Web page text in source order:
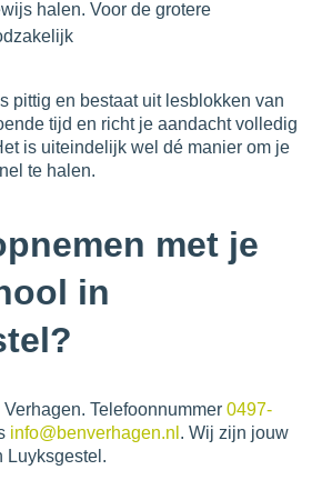
halen. Voor de grotere
pittig en bestaat uit lesblokken van
tijd en richt je aandacht volledig
is uiteindelijk wel dé manier om je
te halen.
met je
in
Telefoonnummer 0497-
info@benverhagen.nl . Wij zijn jouw
Luyksgestel.